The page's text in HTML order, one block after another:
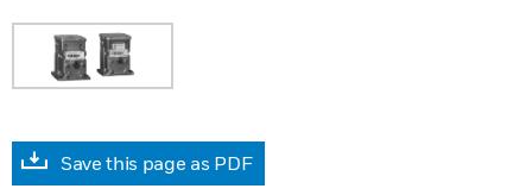
Save this page as PDF